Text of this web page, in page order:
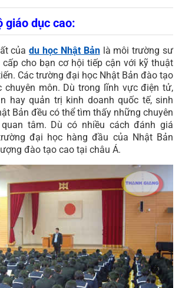
giáo dục cao:
củadu học Nhật Bảnlà môi trường sư
cho bạn cơ hội tiếp cận với kỹ thuật
Các trường đại học Nhật Bản đào tạo
chuyên môn. Dù trong lĩnh vực điện tử,
hay quản trị kinh doanh quốc tế, sinh
Bản đều có thể tìm thấy những chuyên
tâm. Dù có nhiều cách đánh giá
đại học hàng đầu của Nhật Bản
đào tạo cao tại châu Á.